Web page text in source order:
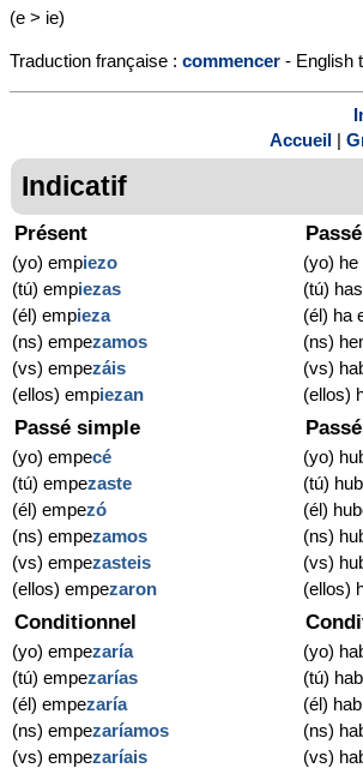
(e > ie)
Traduction française : commencer - English
Accueil |
Indicatif
Présent
(yo) empiezo
(tú) empiezas
(él) empieza
(ns) empezamos
(vs) empezáis
(ellos) empiezan
(yo) he
(tú)
(él) ha
(ns)
(vs)
(ellos)
Passé simple
(yo) empecé
(tú) empezaste
(él) empezó
(ns) empezamos
(vs) empezasteis
(ellos) empezaron
(yo)
(tú)
(él)
(ns)
(vs)
(ellos)
Conditionnel
(yo) empezaría
(tú) empezarías
(él) empezaría
(ns) empezaríamos
(vs) empezaríais
(yo)
(tú)
(él)
(ns)
(vs)